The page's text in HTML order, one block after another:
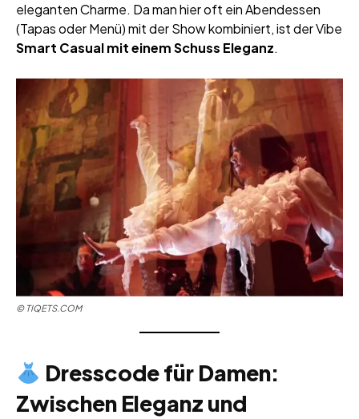
eleganten Charme. Da man hier oft ein Abendessen
(Tapas oder Menü) mit der Show kombiniert, ist der Vibe
Smart Casual mit einem Schuss Eleganz.
©TIQETS.COM
Dresscode für Damen:
Zwischen Eleganz und